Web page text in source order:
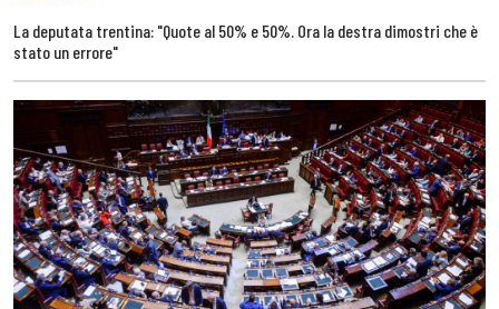
La deputata trentina: "Quote al 50% e 50%. Ora la destra dimostri che è
stato un errore"